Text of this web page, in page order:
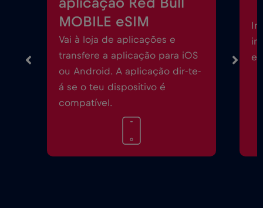
aplicação Red Bull
MOBILE eSIM
Vai à loja de aplicações e
transfere a aplicação para iOS
ou Android. A aplicação dir-te-
á se o teu dispositivo é
compatível.